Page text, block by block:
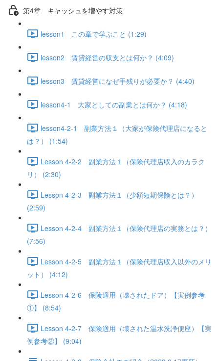
第4章 キャッシュを増やす対策
lesson1 この章で学ぶこと (1:29)
lesson2 賃貸経営の収支とは何か？ (4:09)
lesson3 賃貸経営になぜ手残りが必要か？ (4:40)
lesson4-1 大家としての副業とは何か？ (4:18)
lesson4-2-1 副業方法１（大家が保険代理店になると
は？） (1:54)
Lesson 4-2-2 副業方法１（保険代理店収入のカラク
リ） (2:30)
Lesson 4-2-3 副業方法１（少額短期保険とは？）
(2:59)
Lesson 4-2-4 副業方法１（保険代理店の実務とは？）
(7:56)
Lesson 4-2-5 副業方法１（保険代理店収入以外のメリ
ット） (4:12)
Lesson 4-2-6 保険適用（壊されたドア）【実例参考
①】 (8:54)
Lesson 4-2-7 保険適用（壊された温水洗浄便座）【実
例参考②】 (9:04)